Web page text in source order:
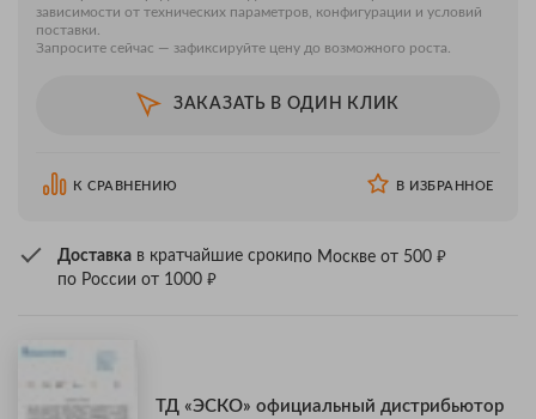
зависимости от технических параметров, конфигурации и условий
поставки.
Запросите сейчас — зафиксируйте цену до возможного роста.
ЗАКАЗАТЬ В ОДИН КЛИК
К СРАВНЕНИЮ В ИЗБРАННОЕ
Доставка в кратчайшие срокипо Москве от 500 ₽
по России от 1000 ₽
ТД «ЭСКО» официальный дистрибьютор